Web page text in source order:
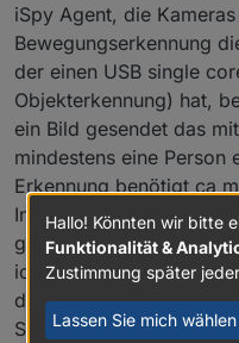
iSpy Agent, die
Bewegungserkennung
der einen USB single
Objekterkennung) hat,
ein Bild gesendet das
mindestens eine Person
Erkennung benötigt ca
Information wird mittels
gesendet, in
ich einen
das Licht (shelly plugs)
Sirenen aktiviert. Bilder
Hallo! Könnten wir bitte
Funktionalität &
Zustimmung später
Lassen Sie mich wählen